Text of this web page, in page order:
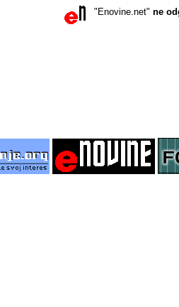
"Enovine.net" ne